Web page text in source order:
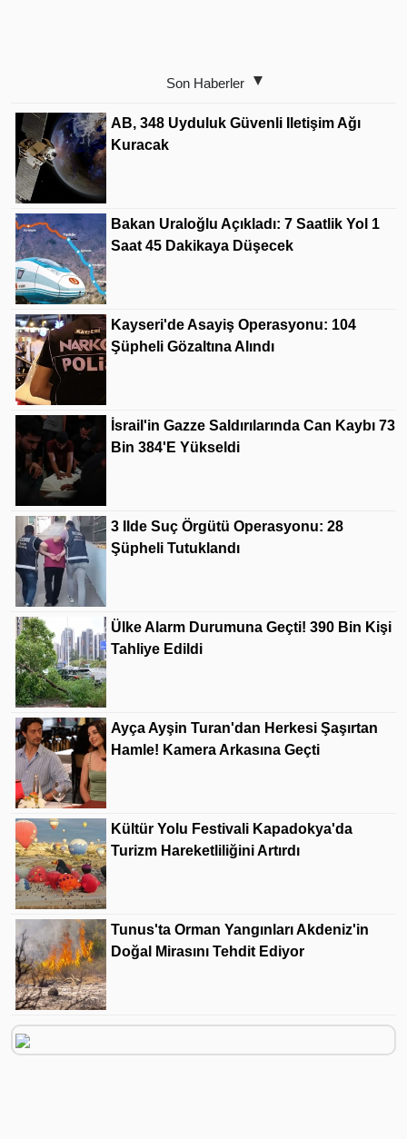
Son Haberler
AB, 348 Uyduluk Güvenli Iletişim Ağı
Kuracak
Bakan Uraloğlu Açıkladı: 7 Saatlik Yol 1
Saat 45 Dakikaya Düşecek
Kayseri'de Asayiş Operasyonu: 104
Şüpheli Gözaltına Alındı
İsrail'in Gazze Saldırılarında Can Kaybı 73
Bin 384'e Yükseldi
3 Ilde Suç Örgütü Operasyonu: 28
Şüpheli Tutuklandı
Ülke Alarm Durumuna Geçti! 390 Bin Kişi
Tahliye Edildi
Ayça Ayşin Turan'dan Herkesi Şaşırtan
Hamle! Kamera Arkasına Geçti
Kültür Yolu Festivali Kapadokya'da
Turizm Hareketliliğini Artırdı
Tunus'ta Orman Yangınları Akdeniz'in
Doğal Mirasını Tehdit Ediyor